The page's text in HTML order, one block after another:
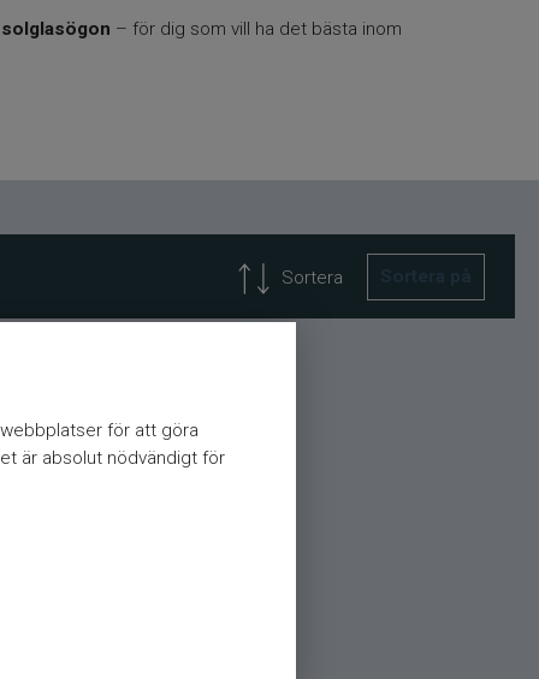
för att göra
är absolut nödvändigt för
– för dig som vill ha det bästa inom
Sortera